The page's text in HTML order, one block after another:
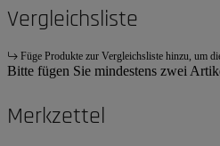
Vergleichsliste
Füge Produkte zur Vergleichsliste hinzu, um
Bitte fügen Sie mindestens zwei
Merkzettel